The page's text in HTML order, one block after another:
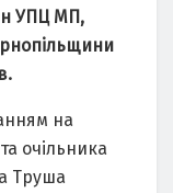
УПЦ МП,
на
очільника
Труша